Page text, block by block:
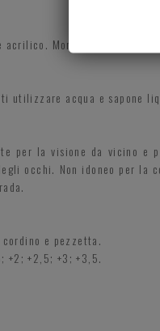
acrilico. Montatura in
utilizzare acqua e sapone
per la visione da vicino e
occhi. Non idoneo per la
e pezzetta.
+2; +2,5; +3; +3,5.